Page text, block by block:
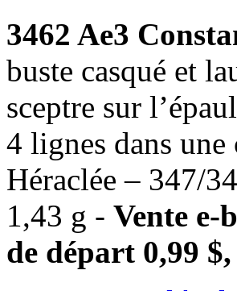
3462 Ae3
buste casqué et
sceptre sur
4 lignes dans
Héraclée – 347/
1,43 g - Vente e-
de départ 0,99